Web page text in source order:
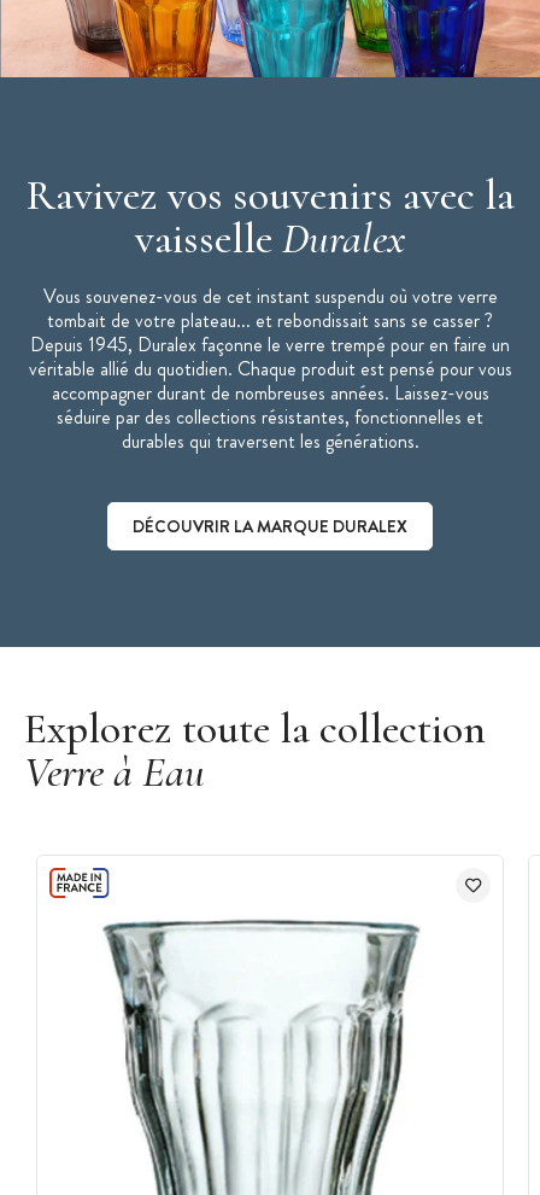
Ravivez vos souvenirs avec la
vaisselleDuralex
Vous souvenez-vous de cet instant suspendu où votre verre
tombait de votre plateau... et rebondissait sans se casser ?
Depuis 1945, Duralex façonne le verre trempé pour en faire un
véritable allié du quotidien. Chaque produit est pensé pour vous
accompagner durant de nombreuses années. Laissez-vous
séduire par des collections résistantes, fonctionnelles et
durables qui traversent les générations.
DÉCOUVRIR LA MARQUE DURALEX
Explorez toute la collection
Verre à Eau